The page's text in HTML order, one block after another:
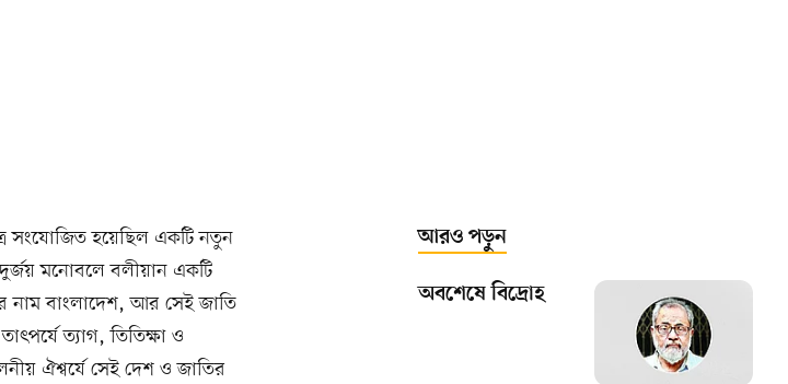
সংযোজিত হয়েছিল একটি নতুন
দুর্জয় মনোবলে বলীয়ান একটি
নাম বাংলাদেশ, আর সেই জাতি
ত্যাগ, তিতিক্ষা ও
ঐশ্বর্যে সেই দেশ ও জাতির
আরও পড়ুন
অবশেষে বিদ্রোহ